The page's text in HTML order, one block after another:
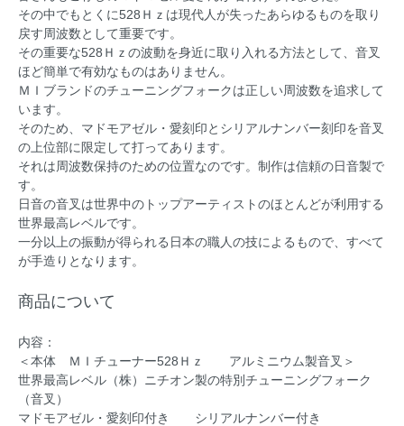
その中でもとくに528Ｈｚは現代人が失ったあらゆるものを取り
戻す周波数として重要です。
その重要な528Ｈｚの波動を身近に取り入れる方法として、音叉
ほど簡単で有効なものはありません。
ＭＩブランドのチューニングフォークは正しい周波数を追求して
います。
そのため、マドモアゼル・愛刻印とシリアルナンバー刻印を音叉
の上位部に限定して打ってあります。
それは周波数保持のための位置なのです。制作は信頼の日音製で
す。
日音の音叉は世界中のトップアーティストのほとんどが利用する
世界最高レベルです。
一分以上の振動が得られる日本の職人の技によるもので、すべて
が手造りとなります。
商品について
内容：
＜本体 ＭＩチューナー528Ｈｚ アルミニウム製音叉＞
世界最高レベル（株）ニチオン製の特別チューニングフォーク
（音叉）
マドモアゼル・愛刻印付き シリアルナンバー付き